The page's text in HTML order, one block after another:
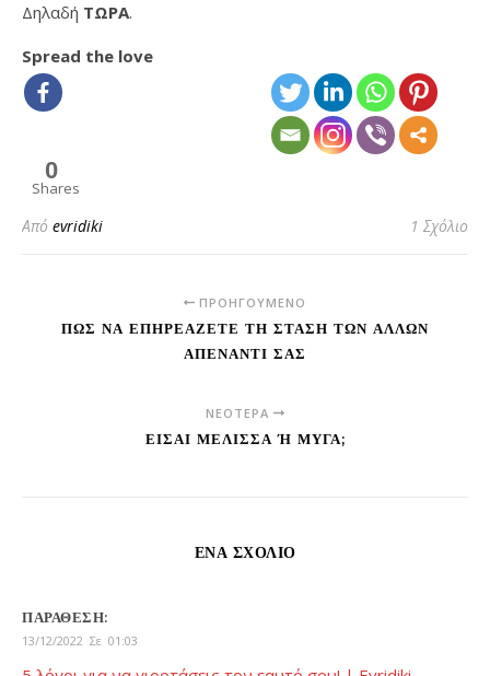
Δηλαδή ΤΩΡΑ.
Spread the love
0
Shares
Από evridiki 1 Σχόλιο
ΠΡΟΗΓΟΎΜΕΝΟ
ΠΏΣ ΝΑ ΕΠΗΡΕΆΖΕΤΕ ΤΗ ΣΤΆΣΗ ΤΩΝ ΆΛΛΩΝ
ΑΠΈΝΑΝΤΊ ΣΑΣ
ΝΕΌΤΕΡΑ
ΕΊΣΑΙ ΜΈΛΙΣΣΑ Ή ΜΎΓΑ;
ΈΝΑ ΣΧΌΛΙΟ
ΠΑΡΆΘΕΣΗ:
13/12/2022 Σε 01:03